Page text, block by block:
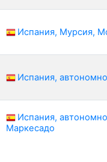
Испания, Мурсия,
Испания,
Испания,
Маркесадо